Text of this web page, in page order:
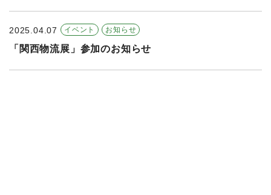
2025.04.07 イベント お知らせ
「関西物流展」参加のお知らせ